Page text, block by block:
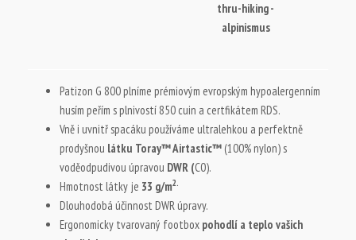
thru-hiking -
alpinismus
Patizon G 800 plníme prémiovým evropským hypoalergenním
husím peřím s plnivostí 850 cuin a certfikátem RDS.
Vně i uvnitř spacáku používáme ultralehkou a perfektně
prodyšnou látku Toray™ Airtastic™ (100% nylon) s
voděodpudivou úpravou DWR (C0).
Hmotnost látky je 33 g/m2.
Dlouhodobá účinnost DWR úpravy.
Ergonomicky tvarovaný footbox pohodlí a teplo vašich